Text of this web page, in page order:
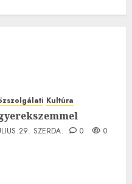
Kultúra
SZERDA. 0 0